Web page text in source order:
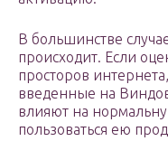
В большинстве
происходит. Если
просторов
введенные на
влияют на
пользоваться ею